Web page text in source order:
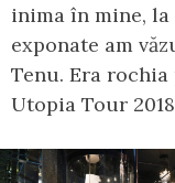
inima în mine,
exponate am
Tenu. Era
Utopia Tour